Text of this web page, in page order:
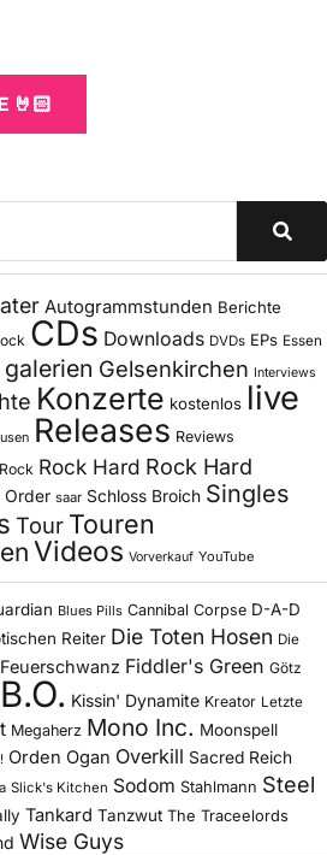
🤘🏻
Autogrammstunden Berichte
CDs Downloads DVDs EPs Essen
galerien Gelsenkirchen Interviews
Konzerte kostenlos live
Releases Reviews
Rock Rock Hard Rock Hard
Order saar Schloss Broich Singles
Tour Touren
Videos Vorverkauf YouTube
Blues Pills Cannibal Corpse D-A-D
Reiter Die Toten Hosen Die
Feuerschwanz Fiddler's Green Götz
Kissin' Dynamite Kreator Letzte
Megaherz Mono Inc. Moonspell
Orden Ogan Overkill Sacred Reich
Slick's Kitchen Sodom Stahlmann Steel
Tankard Tanzwut The Traceelords
Wise Guys